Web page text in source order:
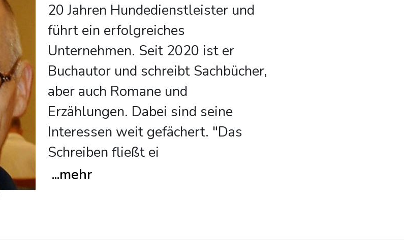
20 Jahren Hundedienstleister und
führt ein erfolgreiches
Unternehmen. Seit 2020 ist er
Buchautor und schreibt Sachbücher,
aber auch Romane und
Erzählungen. Dabei sind seine
Interessen weit gefächert. "Das
Schreiben fließt ei
...mehr